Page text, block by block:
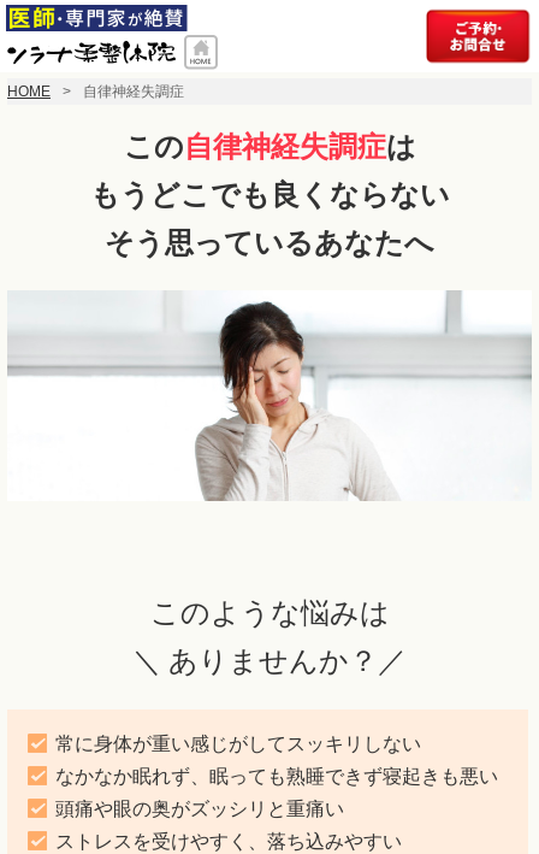
HOME 自律神経失調症
この自律神経失調症は
もうどこでも良くならない
そう思っているあなたへ
このような悩みは
＼ ありませんか？／
常に身体が重い感じがしてスッキリしない
なかなか眠れず、眠っても熟睡できず寝起きも悪い
頭痛や眼の奥がズッシリと重痛い
ストレスを受けやすく、落ち込みやすい